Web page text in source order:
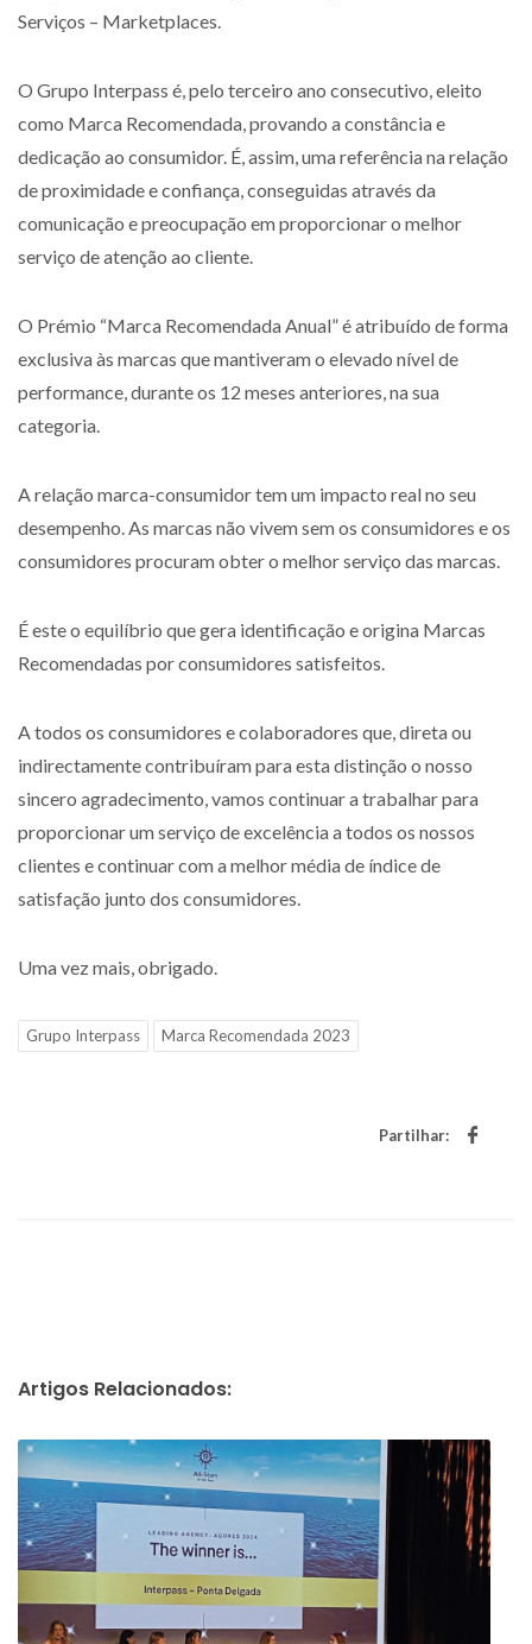
Serviços – Marketplaces.
O Grupo Interpass é, pelo terceiro ano consecutivo, eleito
como Marca Recomendada, provando a constância e
dedicação ao consumidor. É, assim, uma referência na relação
de proximidade e confiança, conseguidas através da
comunicação e preocupação em proporcionar o melhor
serviço de atenção ao cliente.
O Prémio “Marca Recomendada Anual” é atribuído de forma
exclusiva às marcas que mantiveram o elevado nível de
performance, durante os 12 meses anteriores, na sua
categoria.
A relação marca-consumidor tem um impacto real no seu
desempenho. As marcas não vivem sem os consumidores e os
consumidores procuram obter o melhor serviço das marcas.
É este o equilíbrio que gera identificação e origina Marcas
Recomendadas por consumidores satisfeitos.
A todos os consumidores e colaboradores que, direta ou
indirectamente contribuíram para esta distinção o nosso
sincero agradecimento, vamos continuar a trabalhar para
proporcionar um serviço de excelência a todos os nossos
clientes e continuar com a melhor média de índice de
satisfação junto dos consumidores.
Uma vez mais, obrigado.
Grupo Interpass Marca Recomendada 2023
Partilhar:
Artigos Relacionados: